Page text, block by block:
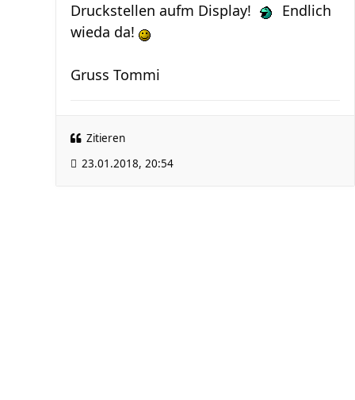
Druckstellen aufm Display!
Endlich
wieda da!
Gruss Tommi
Zitieren
23.01.2018, 20:54